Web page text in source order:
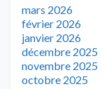
mars 2026
février 2026
janvier 2026
décembre 2025
novembre 2025
octobre 2025